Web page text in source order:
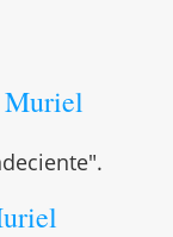
Muriel